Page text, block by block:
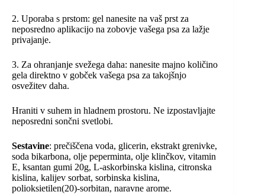
2. Uporaba s prstom: gel nanesite na vaš prst za
neposredno aplikacijo na zobovje vašega psa za lažje
privajanje.
3. Za ohranjanje svežega daha: nanesite majno količino
gela direktno v gobček vašega psa za takojšnjo
osvežitev daha.
Hraniti v suhem in hladnem prostoru. Ne izpostavljajte
neposredni sončni svetlobi.
Sestavine: prečiščena voda, glicerin, ekstrakt grenivke,
soda bikarbona, olje peperminta, olje klinčkov, vitamin
E, ksantan gumi 20g, L-askorbinska kislina, citronska
kislina, kalijev sorbat, sorbinska kislina,
polioksietilen(20)-sorbitan, naravne arome.